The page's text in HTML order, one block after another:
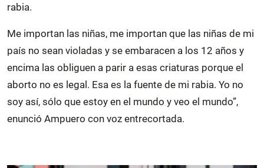
rabia.
Me importan las niñas, me importan que las niñas de mi
país no sean violadas y se embaracen a los 12 años y
encima las obliguen a parir a esas criaturas porque el
aborto no es legal. Esa es la fuente de mi rabia. Yo no
soy así, sólo que estoy en el mundo y veo el mundo”,
enunció Ampuero con voz entrecortada.